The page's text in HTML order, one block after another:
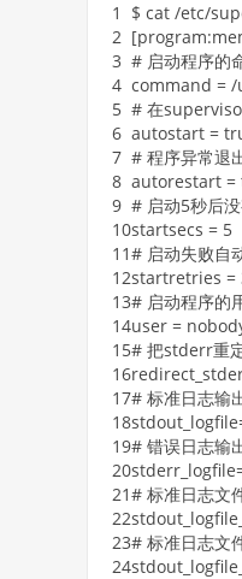
1
2
3
4
5
6
7
8
9
10
11
12
13
14
15
16
17
18
19
20
21
22
23
24
$ cat /etc/
[program:
# 启动程序的
command = /
# 在
autostart =
# 程序异常退
autorestart =
# 启动5秒后
startsecs = 5
# 启动失败自
startretries =
# 启动程序的
user =
# 把stderr重
# 标准日志输
stdout_logfile
# 错误日志输
stderr_logfile
# 标准日志文
# 标准日志文